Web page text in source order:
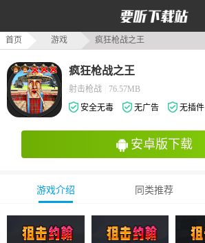
首页 游戏 疯狂枪战之王
疯狂枪战之王
射击枪战
76.57MB
安全无毒
无广告 无插件
安卓版下载
游戏介绍 同类推荐